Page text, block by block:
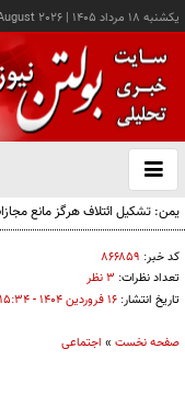
يکشنبه ۱۸ مرداد ۱۴۰۵ |
2026
باز
و
یمن: تشکیل ائتلاف هرگز مانع
کد خبر: ۸۶۶۸۵۹
تعداد نظرات: ۳ نظر
تاریخ انتشار: ۱۶ فروردين ۱۴۰۴ - ۱۵:۳۴
صفحه نخست » اجتماعی